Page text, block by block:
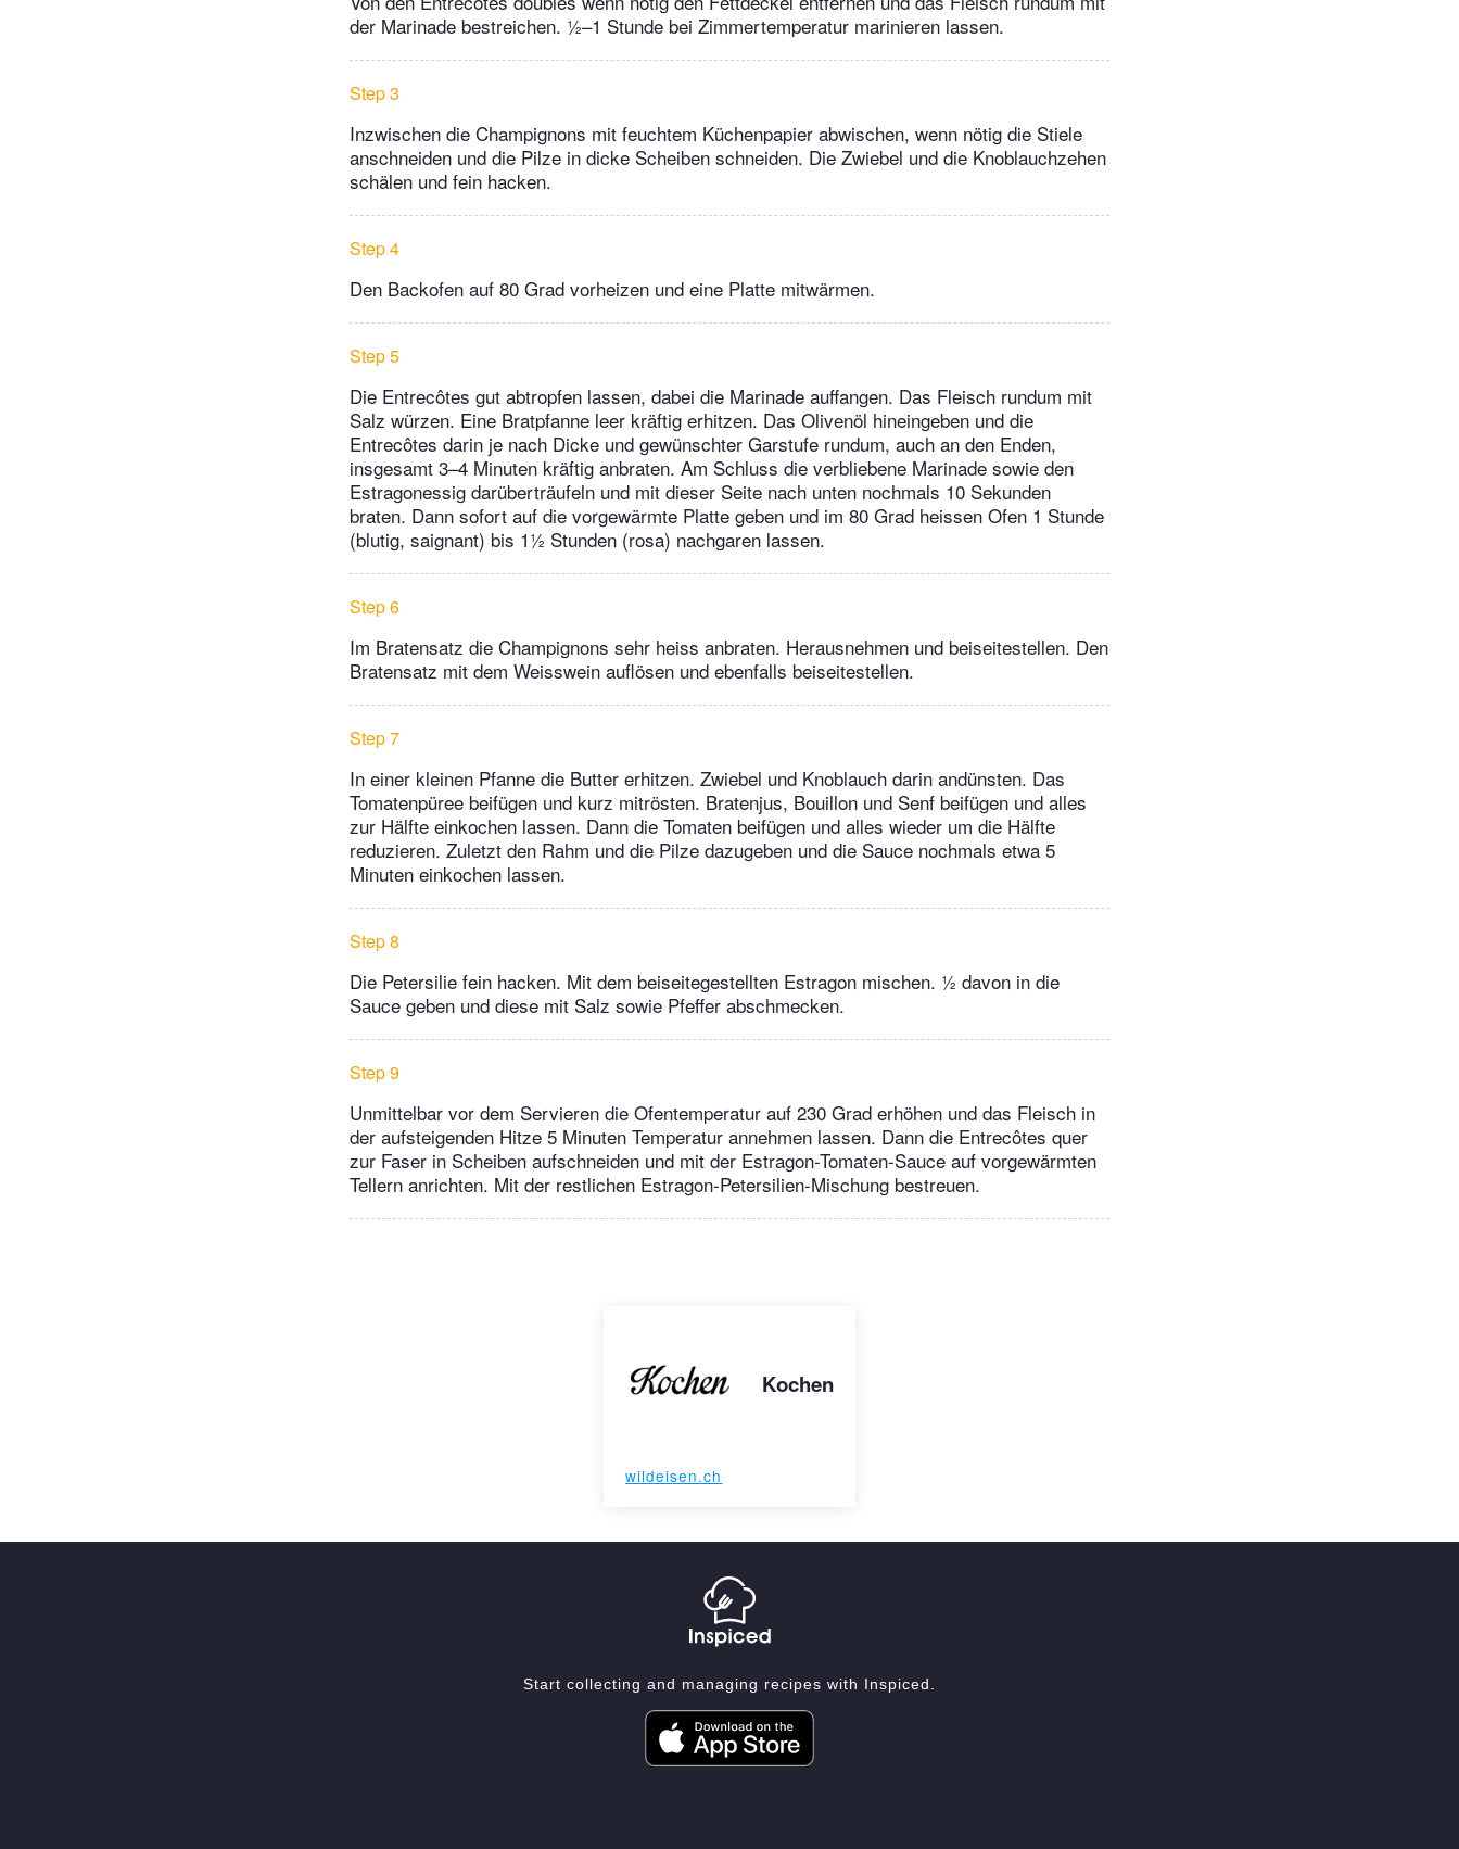
der Marinade bestreichen. ½–1 Stunde bei Zimmertemperatur marinieren lassen.
Step 3
Inzwischen die Champignons mit feuchtem Küchenpapier abwischen, wenn nötig die Stiele
anschneiden und die Pilze in dicke Scheiben schneiden. Die Zwiebel und die Knoblauchzehen
schälen und fein hacken.
Step 4
Den Backofen auf 80 Grad vorheizen und eine Platte mitwärmen.
Step 5
Die Entrecôtes gut abtropfen lassen, dabei die Marinade auffangen. Das Fleisch rundum mit
Salz würzen. Eine Bratpfanne leer kräftig erhitzen. Das Olivenöl hineingeben und die
Entrecôtes darin je nach Dicke und gewünschter Garstufe rundum, auch an den Enden,
insgesamt 3–4 Minuten kräftig anbraten. Am Schluss die verbliebene Marinade sowie den
Estragonessig darüberträufeln und mit dieser Seite nach unten nochmals 10 Sekunden
braten. Dann sofort auf die vorgewärmte Platte geben und im 80 Grad heissen Ofen 1 Stunde
(blutig, saignant) bis 1½ Stunden (rosa) nachgaren lassen.
Step 6
Im Bratensatz die Champignons sehr heiss anbraten. Herausnehmen und beiseitestellen. Den
Bratensatz mit dem Weisswein auflösen und ebenfalls beiseitestellen.
Step 7
In einer kleinen Pfanne die Butter erhitzen. Zwiebel und Knoblauch darin andünsten. Das
Tomatenpüree beifügen und kurz mitrösten. Bratenjus, Bouillon und Senf beifügen und alles
zur Hälfte einkochen lassen. Dann die Tomaten beifügen und alles wieder um die Hälfte
reduzieren. Zuletzt den Rahm und die Pilze dazugeben und die Sauce nochmals etwa 5
Minuten einkochen lassen.
Step 8
Die Petersilie fein hacken. Mit dem beiseitegestellten Estragon mischen. ½ davon in die
Sauce geben und diese mit Salz sowie Pfeffer abschmecken.
Step 9
Unmittelbar vor dem Servieren die Ofentemperatur auf 230 Grad erhöhen und das Fleisch in
der aufsteigenden Hitze 5 Minuten Temperatur annehmen lassen. Dann die Entrecôtes quer
zur Faser in Scheiben aufschneiden und mit der Estragon-Tomaten-Sauce auf vorgewärmten
Tellern anrichten. Mit der restlichen Estragon-Petersilien-Mischung bestreuen.
Kochen
wildeisen.ch
Start collecting and managing recipes with Inspiced.